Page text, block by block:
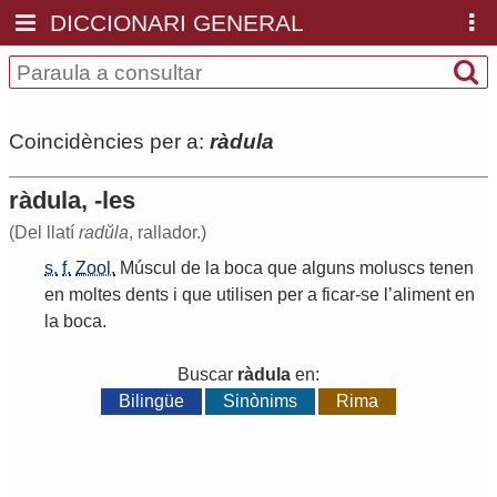
DICCIONARI GENERAL
Coincidències per a: ràdula
ràdula, -les
(Del llatí radŭla, rallador.)
s. f. Zool. Múscul de la boca que alguns moluscs tenen
en moltes dents i que utilisen per a ficar-se ’aliment en
la boca.
Buscar ràdula en:
Bilingüe
Sinònims Rima